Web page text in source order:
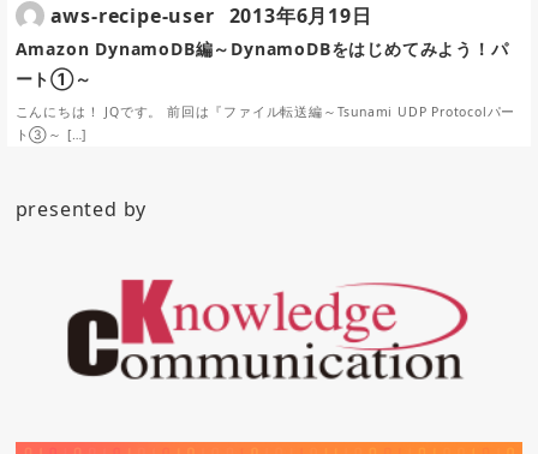
Amazon DynamoDB編～DynamoDBをはじめてみよう！パ
ート①～
こんにちは！ JQです。 前回は『ファイル転送編～Tsunami UDP Protocolパー
ト③～ […]
aws-recipe-user 2013年6月19日
presented by